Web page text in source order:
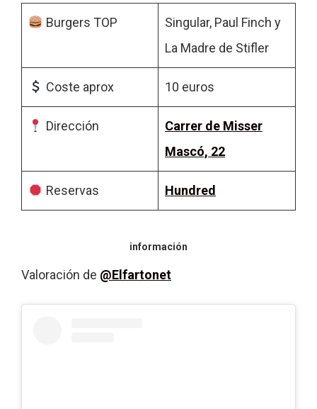
Burgers TOP
Singular, Paul Finch y
La Madre de Stifler
Coste aprox 10 euros
Dirección
Carrer de Misser
Mascó, 22
Reservas Hundred
información
Valoración de @Elfartonet